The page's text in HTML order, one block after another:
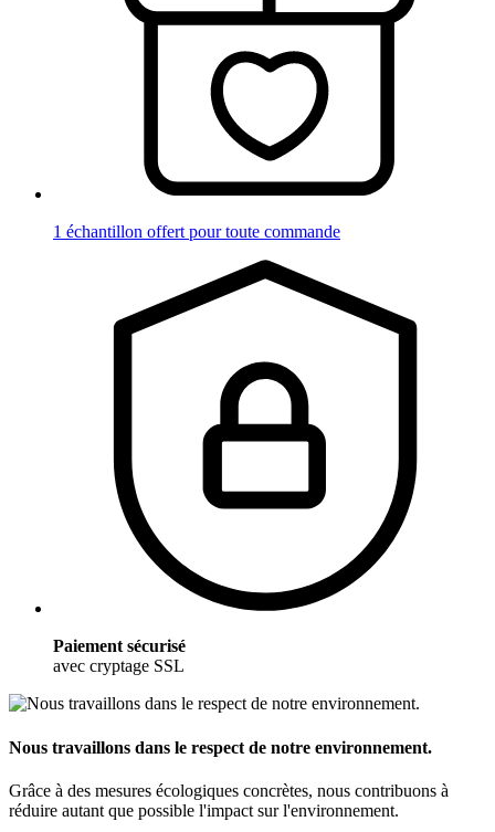
1 échantillon offert pour toute commande
Paiement sécurisé
avec cryptage SSL
Nous travaillons dans le respect de notre environnement.
Grâce à des mesures écologiques concrètes, nous contribuons à
réduire autant que possible l'impact sur l'environnement.